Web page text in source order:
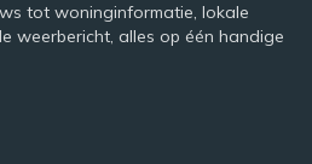
tot woninginformatie, lokale
weerbericht, alles op één handige